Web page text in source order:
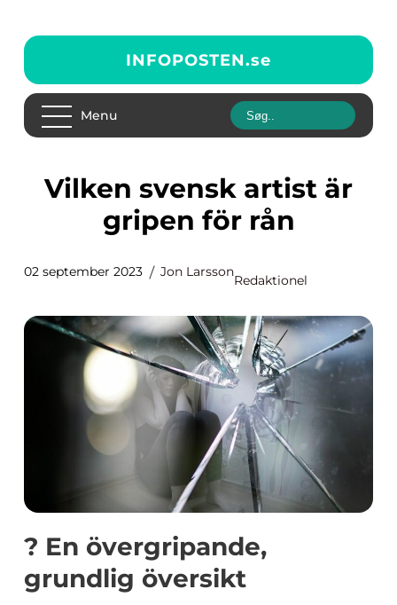
INFOPOSTEN.se
Menu
Vilken svensk artist är
gripen för rån
02 september 2023 Jon Larsson
Redaktionel
? En övergripande,
grundlig översikt